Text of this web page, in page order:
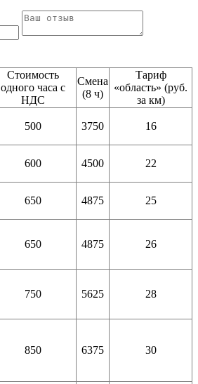
Стоимость
одного часа с
НДС
Смена
(8 ч)
Тариф
«область» (руб.
за км)
500 3750 16
600 4500 22
650 4875 25
650 4875 26
750 5625 28
850 6375 30